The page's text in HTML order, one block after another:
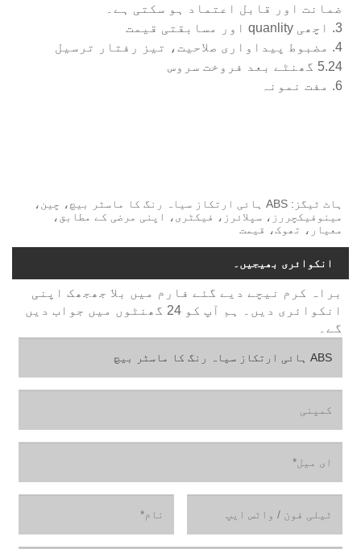
ضمانت اور قابل اعتماد ہو سکتی ہے۔
3. اچھی quanlity اور مسابقتی قیمت
4. مضبوط پیداواری صلاحیت، تیز رفتار ترسیل
5.24 گھنٹے بعد فروخت سروس
6. مفت نمونہ
ہاٹ ٹیگز: ABS ہائی ارتکاز سیاہ رنگ کا ماسٹر بیچ، چین،
مینوفیکچررز، سپلائرز، فیکٹری، اپنی مرضی کے مطابق،
معیار، تھوک، قیمت
انکوائری بھیجیں۔
براہ کرم نیچے دیے گئے فارم میں بلا جھجھک اپنی
انکوائری دیں۔ ہم آپ کو 24 گھنٹوں میں جواب دیں
گے۔